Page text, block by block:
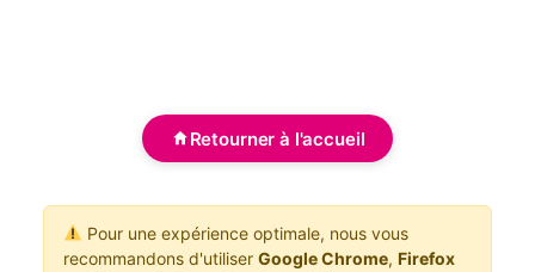
Retourner à l'accueil
Pour une expérience optimale, nous vous
recommandons d'utiliser Google Chrome, Firefox